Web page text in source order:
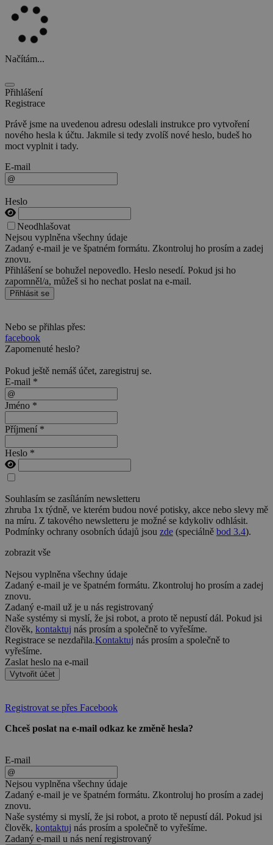
Načítám...
Přihlášení
Registrace
Právě jsme na uvedenou adresu odeslali instrukce pro vytvoření
nového hesla k účtu. Jakmile si tedy zvolíš nové heslo, budeš ho
moct vyplnit i tady.
E-mail
Heslo
Neodhlašovat
Nejsou vyplněna všechny údaje
Zadaný e-mail je ve špatném formátu. Zkontroluj ho prosím a zadej
znovu.
Přihlášení se bohužel nepovedlo. Heslo nesedí. Pokud jsi ho
zapomněl/a, můžeš si ho nechat poslat na e-mail.
Přihlásit se
Nebo se přihlas přes:
facebook
Zapomenuté heslo?
Pokud ještě nemáš účet, zaregistruj se.
E-mail *
Jméno *
Příjmení *
Heslo *
Souhlasím se zasíláním newsletteru
zhruba 1x týdně, ve kterém budou nové potisky, akce nebo slevy mě
na míru. Z takového newsletteru je možné se kdykoliv odhlásit.
Podmínky ochrany osobních údajů jsou zde (speciálně bod 3.4).
zobrazit vše
Nejsou vyplněna všechny údaje
Zadaný e-mail je ve špatném formátu. Zkontroluj ho prosím a zadej
znovu.
Zadaný e-mail už je u nás registrovaný
Naše systémy si myslí, že jsi robot, a proto tě nepustí dál. Pokud jsi
člověk, kontaktuj nás prosím a společně to vyřešíme.
Registrace se nezdařila.Kontaktuj nás prosím a společně to
vyřešíme.
Zaslat heslo na e-mail
Vytvořit účet
Registrovat se přes Facebook
Chceš poslat na e-mail odkaz ke změně hesla?
E-mail
Nejsou vyplněna všechny údaje
Zadaný e-mail je ve špatném formátu. Zkontroluj ho prosím a zadej
znovu.
Naše systémy si myslí, že jsi robot, a proto tě nepustí dál. Pokud jsi
člověk, kontaktuj nás prosím a společně to vyřešíme.
Zadaný e-mail u nás není registrovaný